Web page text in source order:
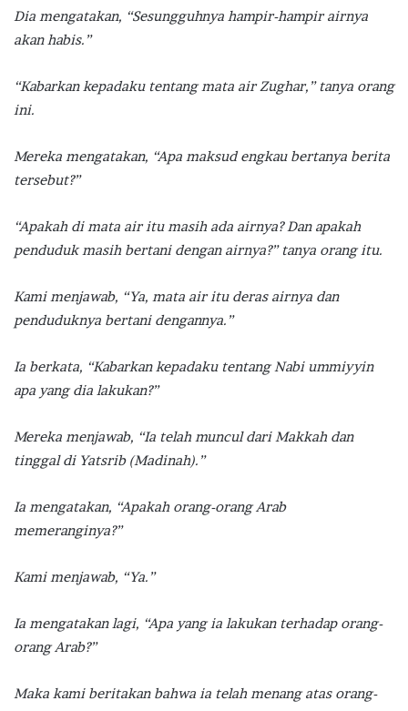
Dia mengatakan, “Sesungguhnya hampir-hampir airnya
akan habis.”
“Kabarkan kepadaku tentang mata air Zughar,” tanya orang
ini.
Mereka mengatakan, “Apa maksud engkau bertanya berita
tersebut?”
“Apakah di mata air itu masih ada airnya? Dan apakah
penduduk masih bertani dengan airnya?” tanya orang itu.
Kami menjawab, “Ya, mata air itu deras airnya dan
penduduknya bertani dengannya.”
Ia berkata, “Kabarkan kepadaku tentang Nabi ummiyyin
apa yang dia lakukan?”
Mereka menjawab, “Ia telah muncul dari Makkah dan
tinggal di Yatsrib (Madinah).”
Ia mengatakan, “Apakah orang-orang Arab
memeranginya?”
Kami menjawab, “Ya.”
Ia mengatakan lagi, “Apa yang ia lakukan terhadap orang-
orang Arab?”
Maka kami beritakan bahwa ia telah menang atas orang-